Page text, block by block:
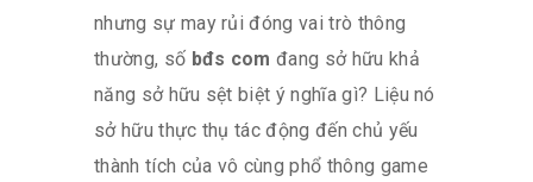
nhưng sự may rủi đóng vai trò thông
thường, số bđs com đang sở hữu khả
năng sở hữu sệt biệt ý nghĩa gì? Liệu nó
sở hữu thực thụ tác động đến chủ yếu
thành tích của vô cùng phổ thông game